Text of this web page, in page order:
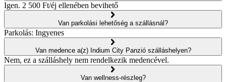
Igen. 2 500 Ft/éj ellenében bevihető
Van parkolási lehetőség a szállásnál?
Parkolás: Ingyenes
Van medence a(z) Indium City Panzió szálláshelyen?
Nem, ez a szálláshely nem rendelkezik medencével.
Van wellness-részleg?